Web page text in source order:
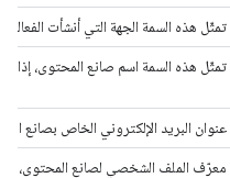
تمثّل هذه السمة الجهة التي أنشأت
تمثّل هذه السمة اسم صانع المحتوى، إذا
عنوان البريد الإلكتروني الخاص بصانع
معرّف الملف الشخصي لصانع المحتوى، إذا